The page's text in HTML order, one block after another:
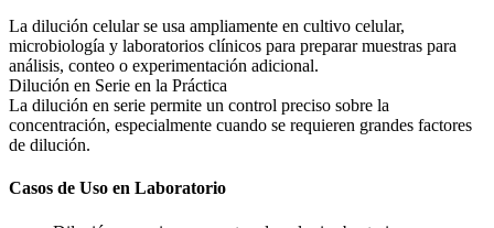
La dilución celular se usa ampliamente en cultivo celular,
microbiología y laboratorios clínicos para preparar muestras para
análisis, conteo o experimentación adicional.
Dilución en Serie en la Práctica
La dilución en serie permite un control preciso sobre la
concentración, especialmente cuando se requieren grandes factores
de dilución.
Casos de Uso en Laboratorio